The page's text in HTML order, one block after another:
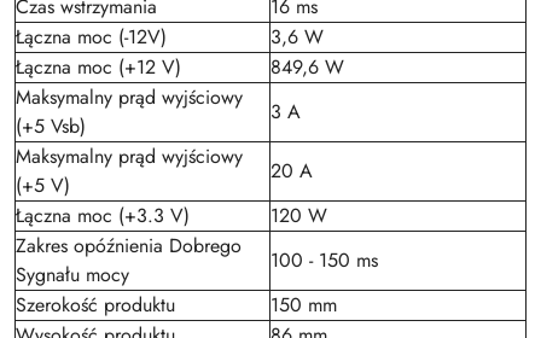
Czas wstrzymania
16 ms
Łączna moc (-12V)
3,6 W
Łączna moc (+12 V)
849,6 W
Maksymalny prąd wyjściowy
(+5 Vsb)
3 A
Maksymalny prąd wyjściowy
(+5 V)
20 A
Łączna moc (+3.3 V)
120 W
Zakres opóźnienia Dobrego
Sygnału mocy
100 - 150 ms
Szerokość produktu
150 mm